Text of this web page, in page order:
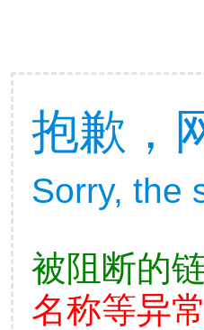
抱歉，
Sorry, the
被阻断的
名称等异